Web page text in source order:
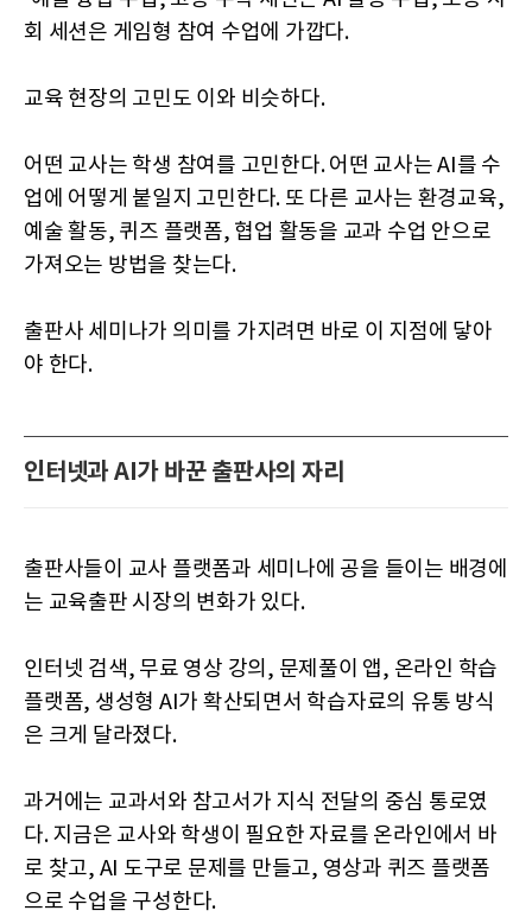
회 세션은 게임형 참여 수업에 가깝다.
교육 현장의 고민도 이와 비슷하다.
어떤 교사는 학생 참여를 고민한다. 어떤 교사는 AI를 수
업에 어떻게 붙일지 고민한다. 또 다른 교사는 환경교육,
예술 활동, 퀴즈 플랫폼, 협업 활동을 교과 수업 안으로
가져오는 방법을 찾는다.
출판사 세미나가 의미를 가지려면 바로 이 지점에 닿아
야 한다.
인터넷과 AI가 바꾼 출판사의 자리
출판사들이 교사 플랫폼과 세미나에 공을 들이는 배경에
는 교육출판 시장의 변화가 있다.
인터넷 검색, 무료 영상 강의, 문제풀이 앱, 온라인 학습
플랫폼, 생성형 AI가 확산되면서 학습자료의 유통 방식
은 크게 달라졌다.
과거에는 교과서와 참고서가 지식 전달의 중심 통로였
다. 지금은 교사와 학생이 필요한 자료를 온라인에서 바
로 찾고, AI 도구로 문제를 만들고, 영상과 퀴즈 플랫폼
으로 수업을 구성한다.